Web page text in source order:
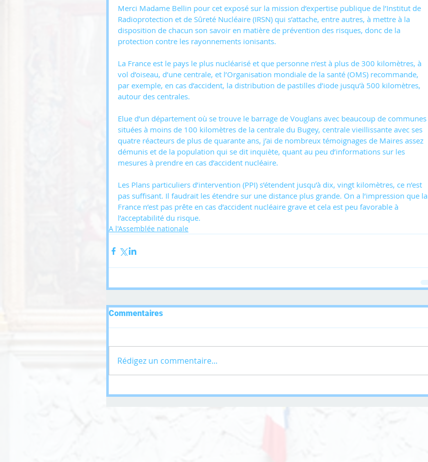
Merci Madame Bellin pour cet exposé sur la mission d’expertise publique de l’Institut de
Radioprotection et de Sûreté Nucléaire (IRSN) qui s’attache, entre autres, à mettre à la
disposition de chacun son savoir en matière de prévention des risques, donc de la
protection contre les rayonnements ionisants.
La France est le pays le plus nucléarisé et que personne n’est à plus de 300 kilomètres, à
vol d’oiseau, d’une centrale, et l’Organisation mondiale de la santé (OMS) recommande,
par exemple, en cas d’accident, la distribution de pastilles d’iode jusqu’à 500 kilomètres,
autour des centrales.
Elue d’un département où se trouve le barrage de Vouglans avec beaucoup de communes
situées à moins de 100 kilomètres de la centrale du Bugey, centrale vieillissante avec ses
quatre réacteurs de plus de quarante ans, j’ai de nombreux témoignages de Maires assez
démunis et de la population qui se dit inquiète, quant au peu d’informations sur les
mesures à prendre en cas d’accident nucléaire.
Les Plans particuliers d’intervention (PPI) s’étendent jusqu’à dix, vingt kilomètres, ce n’est
pas suffisant. Il faudrait les étendre sur une distance plus grande. On a l’impression que la
France n’est pas prête en cas d’accident nucléaire grave et cela est peu favorable à
l’acceptabilité du risque.
A l'Assemblée nationale
Commentaires
Rédigez un commentaire...